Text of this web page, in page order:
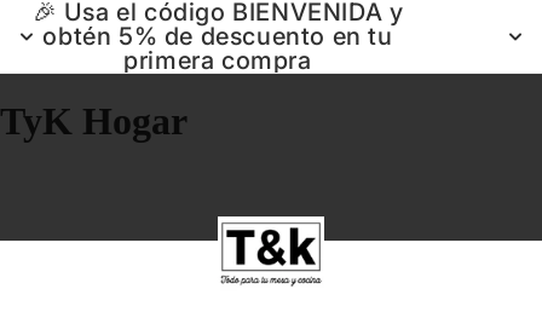
🎉 Usa el código BIENVENIDA y
obtén 5% de descuento en tu
primera compra
TyK Hogar